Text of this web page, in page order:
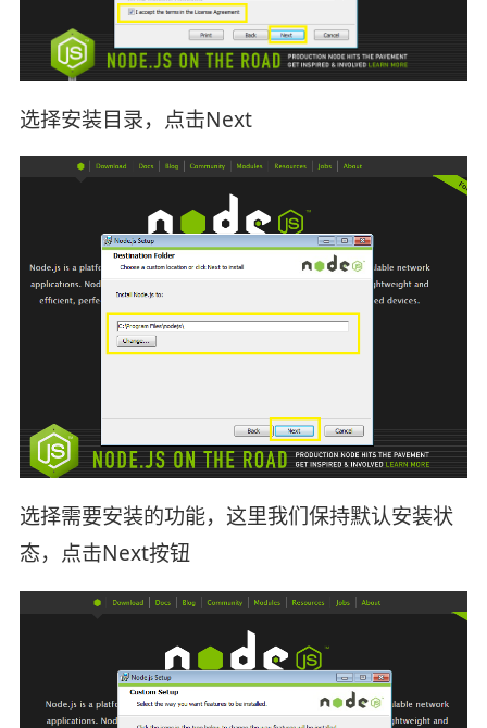
选择安装目录，点击Next
选择需要安装的功能，这里我们保持默认安装状
态，点击Next按钮